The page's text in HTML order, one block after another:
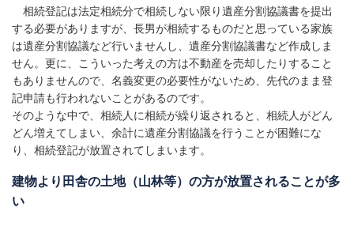
相続登記は法定相続分で相続しない限り遺産分割協議書を提出
する必要がありますが、長男が相続するものだと思っている家族
は遺産分割協議など行いませんし、遺産分割協議書など作成しま
せん。更に、こういった考えの方は不動産を売却したりすること
もありませんので、名義変更の必要性がないため、先代のまま登
記申請も行われないことがあるのです。
そのような中で、相続人に相続が繰り返されると、相続人がどん
どん増えてしまい、余計に遺産分割協議を行うことが困難にな
り、相続登記が放置されてしまいます。
建物より田舎の土地（山林等）の方が放置されることが多
い